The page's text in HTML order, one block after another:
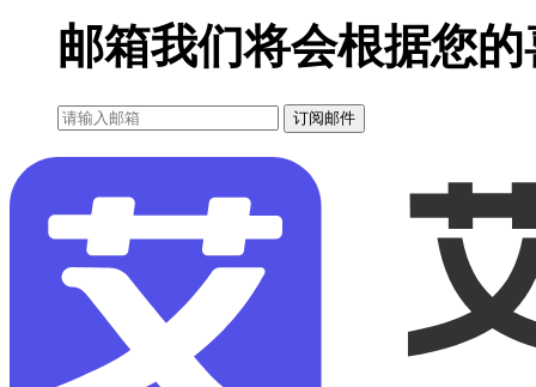
邮箱我们将会根据您
订阅邮件